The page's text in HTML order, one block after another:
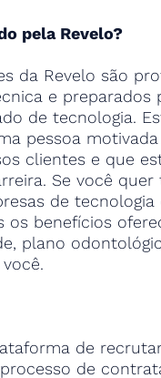
pela Revelo?
da Revelo são
e preparados
de tecnologia.
pessoa
clientes e que
Se você
de tecnologia
os benefícios
plano
de
de